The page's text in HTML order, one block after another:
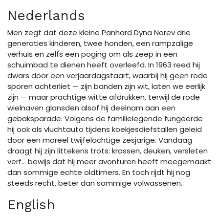
Nederlands
Men zegt dat deze kleine Panhard Dyna Norev drie
generaties kinderen, twee honden, een rampzalige
verhuis en zelfs een poging om als zeep in een
schuimbad te dienen heeft overleefd. In 1963 reed hij
dwars door een verjaardagstaart, waarbij hij geen rode
sporen achterliet — zijn banden zijn wit, laten we eerlijk
zijn — maar prachtige witte afdrukken, terwijl de rode
wielnaven glansden alsof hij deelnam aan een
gebaksparade. Volgens de familielegende fungeerde
hij ook als vluchtauto tijdens koekjesdiefstallen geleid
door een moreel twijfelachtige zesjarige. Vandaag
draagt hij zijn littekens trots: krassen, deuken, versleten
verf… bewijs dat hij meer avonturen heeft meegemaakt
dan sommige echte oldtimers. En toch rijdt hij nog
steeds recht, beter dan sommige volwassenen.
English